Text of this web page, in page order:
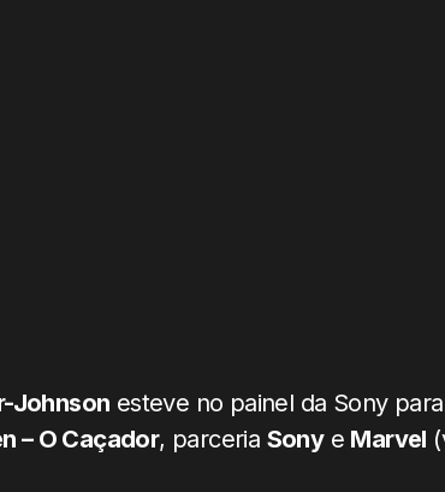
Johnson esteve no painel da Sony
– O Caçador, parceria Sonye Marvel